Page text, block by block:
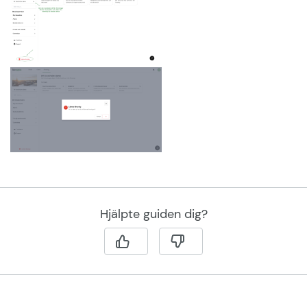
Hjälpte guiden dig?